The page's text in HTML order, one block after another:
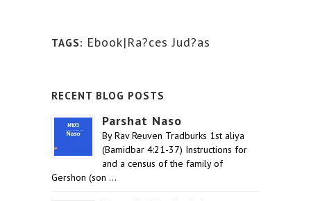
TAGS: Ebook|Ra?ces Jud?as
RECENT BLOG POSTS
Parshat Naso
By Rav Reuven Tradburks 1st aliya
(Bamidbar 4:21-37) Instructions for
and a census of the family of
Gershon (son …